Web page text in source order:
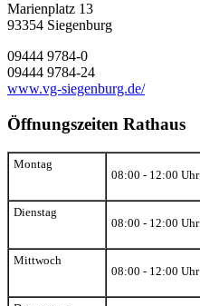
Marienplatz 13
93354 Siegenburg
09444 9784-0
09444 9784-24
www.vg-siegenburg.de/
Öffnungszeiten Rathaus
Montag
08:00 - 12:00 Uhr
Dienstag
08:00 - 12:00 Uhr
Mittwoch
08:00 - 12:00 Uhr